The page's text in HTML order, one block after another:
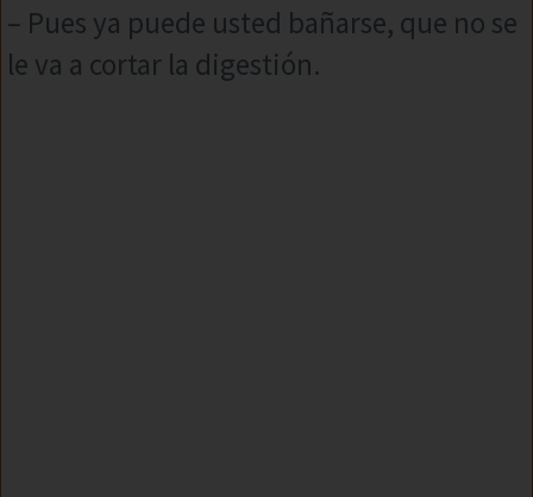
– Pues ya puede usted bañarse, que no se
le va a cortar la digestión.